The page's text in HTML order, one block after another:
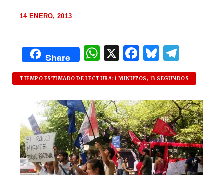
14 ENERO, 2013
Share
W
h
at
s
A
p
p
X F
a
c
e
b
o
o
k
B
lu
es
k
y
el
e
g
ra
m
TIEMPO ESTIMADO DE LECTURA: 1 MINUTOS, 13 SEGUNDOS